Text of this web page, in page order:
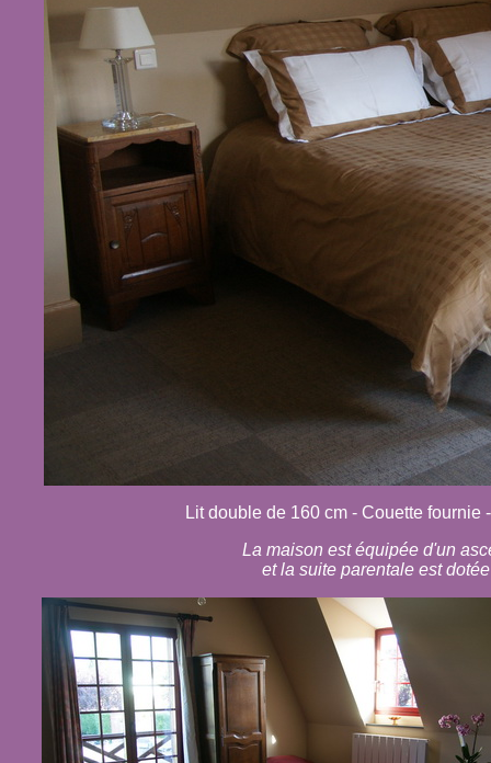
Lit double de 160 cm - Couette
La maison est équipée d'un
et la suite parentale est